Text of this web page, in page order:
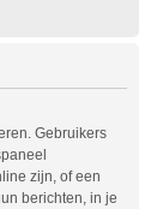
Gebruikers
zijn, of een
berichten, in je